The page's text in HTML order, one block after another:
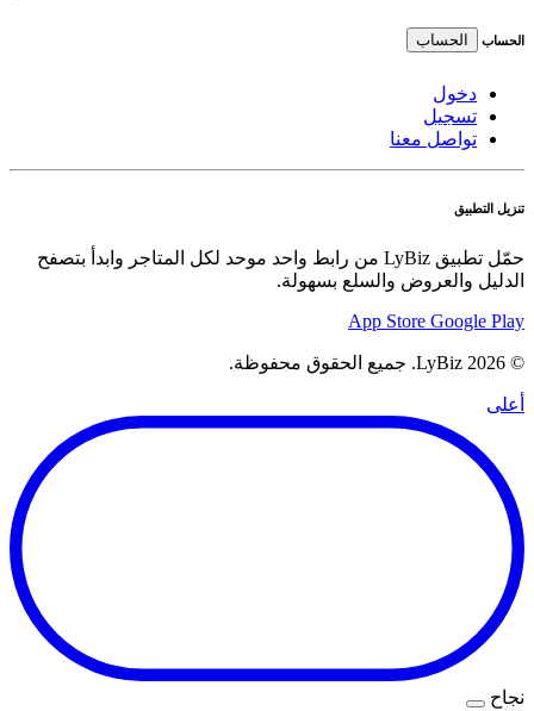
الحساب الحساب
دخول
تسجيل
تواصل معنا
تنزيل التطبيق
حمّل تطبيق LyBiz من رابط واحد موحد لكل المتاجر وابدأ بتصفح
الدليل والعروض والسلع بسهولة.
App Store Google Play
© 2026 LyBiz. جميع الحقوق محفوظة.
أعلى
نجاح